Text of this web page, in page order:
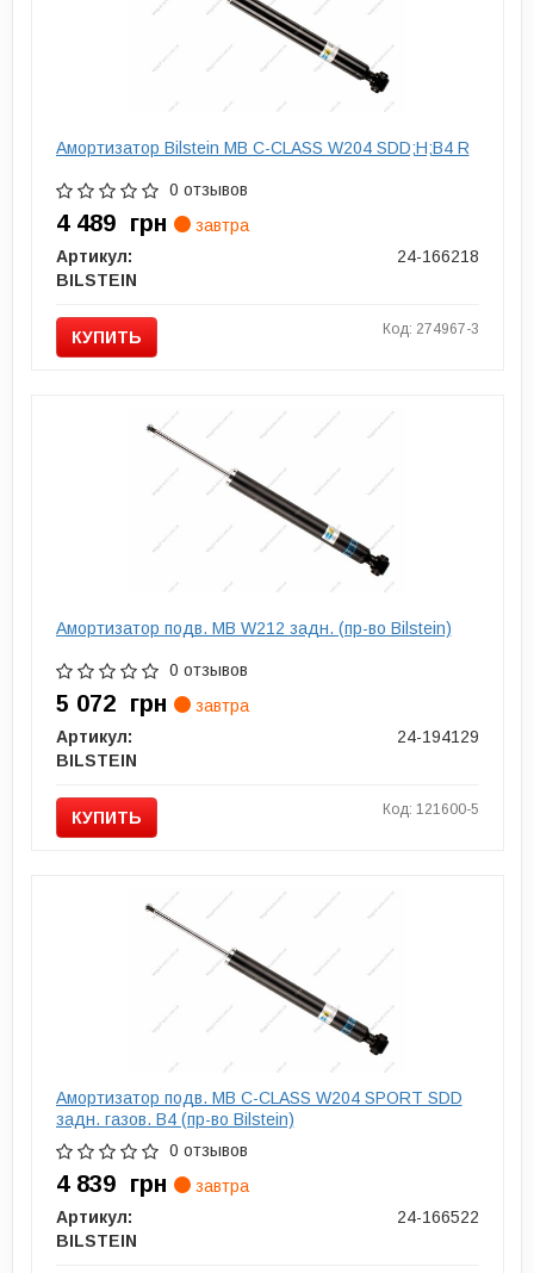
Амортизатор Bilstein MB C-CLASS W204 SDD;H;B4 R
0 отзывов
4 489 грн
завтра
Артикул:
24-166218
BILSTEIN
КУПИТЬ Код: 274967-3
Амортизатор подв. MB W212 задн. (пр-во Bilstein)
0 отзывов
5 072 грн
завтра
Артикул:
24-194129
BILSTEIN
КУПИТЬ Код: 121600-5
Амортизатор подв. MB C-CLASS W204 SPORT SDD
задн. газов. B4 (пр-во Bilstein)
0 отзывов
4 839 грн
завтра
Артикул:
24-166522
BILSTEIN